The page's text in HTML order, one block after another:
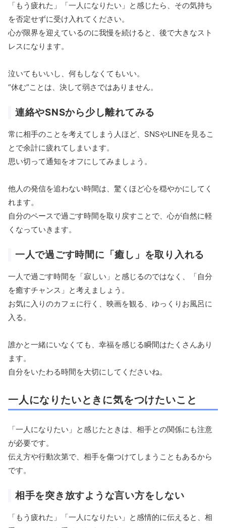
「もう疲れた」「一人になりたい」と感じたら、その気持ち
を否定せずに受け入れてください。
心が限界を迎えているのに我慢を続けると、後で大きなスト
レスになります。
泣いてもいいし、何もしなくてもいい。
“休む”ことは、決して弱さではありません。
連絡やSNSから少し離れてみる
常に相手のことを考えてしまう人ほど、SNSやLINEを見るこ
とで余計に疲れてしまいます。
思い切って通知をオフにしてみましょう。
他人の発信を追わない時間は、驚くほど心を穏やかにしてく
れます。
自分のペースで過ごす時間を取り戻すことで、心が自然に軽
くなっていきます。
一人で過ごす時間に「癒し」を取り入れる
一人で過ごす時間を「寂しい」と感じるのではなく、「自分
を癒すチャンス」と考えましょう。
お気に入りのカフェに行く、映画を観る、ゆっくりお風呂に
入る。
誰かと一緒にいなくても、幸福を感じる瞬間はたくさんあり
ます。
自分をいたわる時間を大切にしてくださいね。
一人になりたいときに気をつけたいこと
「一人になりたい」と感じたときは、相手との関係にも注意
が必要です。
伝え方や行動次第で、相手を傷つけてしまうこともあるから
です。
相手を突き放すような言い方をしない
「もう疲れた」「一人になりたい」と感情的に伝えると、相